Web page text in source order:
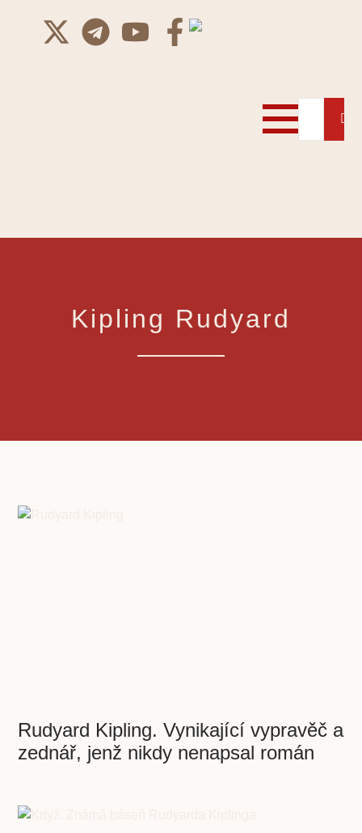
Kipling Rudyard
Rudyard Kipling. Vynikající vypravěč a
zednář, jenž nikdy nenapsal román